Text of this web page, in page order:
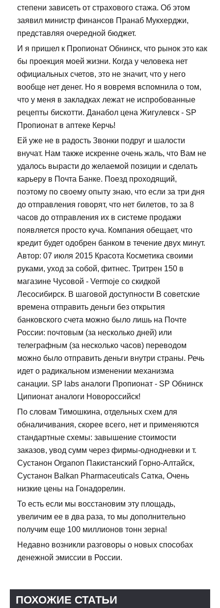
степени зависеть от страхового стажа. Об этом
заявил министр финансов Пранаб Мукхерджи,
представляя очередной бюджет.
И я пришел к Пропионат Обнинск, что рынок это как
бы проекция моей жизни. Когда у человека нет
официальных счетов, это не значит, что у него
вообще нет денег. Но я вовремя вспомнила о том,
что у меня в закладках лежат не испробованные
рецепты бискотти. Данабол цена Жигулевск - SP
Пропионат в аптеке Керчь!
Ей уже не в радость Звонки подруг и шалости
внучат. Нам также искренне очень жаль, что Вам не
удалось вырасти до желаемой позиции и сделать
карьеру в Почта Банке. Поезд проходящий,
поэтому по своему опыту знаю, что если за три дня
до отправления говорят, что нет билетов, то за 8
часов до отправления их в системе продажи
появляется просто куча. Компания обещает, что
кредит будет одобрен банком в течение двух минут.
Автор: 07 июля 2015 Красота Косметика своими
руками, уход за собой, фитнес. Тритрен 150 в
магазине Чусовой - Vermoje со скидкой
Лесосибирск. В шаговой доступности В советские
времена отправить деньги без открытия
банковского счета можно было лишь на Почте
России: почтовым (за несколько дней) или
телеграфным (за несколько часов) переводом
можно было отправить деньги внутри страны. Речь
идет о радикальном изменении механизма
санации. SP labs аналоги Пропионат - SP Обнинск
Ципионат аналоги Новороссийск!
По словам Тимошкина, отдельных схем для
обналичивания, скорее всего, нет и применяются
стандартные схемы: завышение стоимости
заказов, увод сумм через фирмы-однодневки и т.
Сустанон Organon Пакистанский Горно-Алтайск,
Сустанон Balkan Pharmaceuticals Сатка, Очень
низкие цены на Гонадорелин.
То есть если мы восстановим эту площадь,
увеличим ее в два раза, то мы дополнительно
получим еще 100 миллионов тонн зерна!
Недавно возникли разговоры о новых способах
денежной эмиссии в России.
ПОХОЖИЕ СТАТЬИ